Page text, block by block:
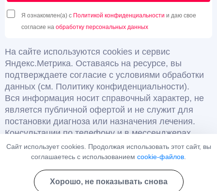
Я ознакомлен(а) с Политикой конфиденциальности и даю свое
согласие на обработку персональных данных
На сайте используются cookies и сервис
Яндекс.Метрика. Оставаясь на ресурсе, вы
подтверждаете согласие с условиями обработки
данных (см. Политику конфиденциальности).
Вся информация носит справочный характер, не
является публичной офертой и не служит для
постановки диагноза или назначения лечения.
Консультации по телефону и в мессенджерах
являются информационными и не относятся к
медицинским услугам.
Имеются противопоказания, необходима
консультация специалиста. 18+
Сайт использует cookies. Продолжая использовать этот сайт, вы
соглашаетесь с использованием cookie-файлов
Хорошо, не показывать снова